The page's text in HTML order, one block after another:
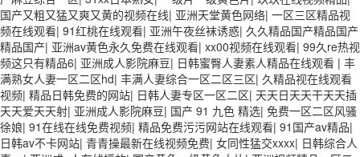
国产又粗又猛又爽又黄的视频在线| 亚洲天堂黄色网络| 一区三区精品视
频在线观看| 91红桃在线观看| 亚洲午夜丝袜诱惑| 久久精品国产精品国产
精品国产| 亚洲av黄色永久免费在线观看| xx00视频在线观看| 99久re热视
频这只有精品6| 亚洲成人影院麻豆| 日韩蜜臀人妻素人精品在线观看 | 丰
满熟女人妻一区二区hd| 丰满人妻综合一区二区三区| 久精品视在线观看
视频| 精品日韩免费的网站| 日韩人妻专区一区二区| 天天日天天干天天插
天天爱天天射| 亚洲成人影院麻豆| 国产 91 九色 精选| 免费一区二区风骚
徐娘| 91在线在线免费视频| 精品免费污污网站在线观看| 91国产av精品|
日韩av不卡网站| 青青操最新在线视频免费| 女同性猛交xxxx| 日韩综合人